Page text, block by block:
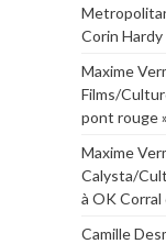
Corin Hardy
Maxime
Films/
pont rouge
Maxime
Calysta/
à OK Corral
Camille